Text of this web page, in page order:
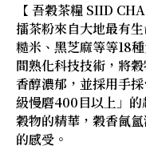
【 吾穀茶糧 SIID CHA
擂茶粉來自大地最有
糙米、黑芝麻等等18
間熟化科技技術，將
香醇濃郁，並採用手
級慢磨400目以上」
穀物的精華，穀香氤
的感受。